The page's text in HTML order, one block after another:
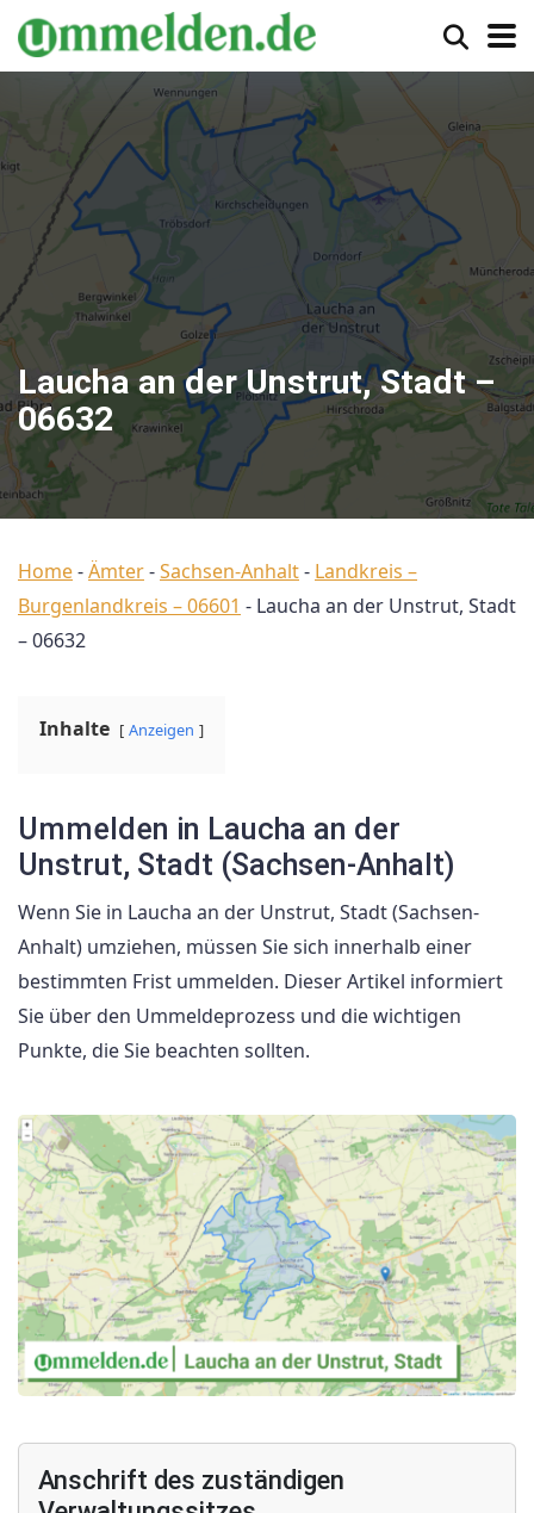
Laucha an der Unstrut, Stadt –
06632
Home-Ämter-Sachsen-Anhalt- Landkreis –
Burgenlandkreis – 06601 - Laucha an der Unstrut, Stadt
– 06632
Inhalte Anzeigen
Ummelden in Laucha an der
Unstrut, Stadt (Sachsen-Anhalt)
Wenn Sie in Laucha an der Unstrut, Stadt (Sachsen-
Anhalt) umziehen, müssen Sie sich innerhalb einer
bestimmten Frist ummelden. Dieser Artikel informiert
Sie über den Ummeldeprozess und die wichtigen
Punkte, die Sie beachten sollten.
Anschrift des zuständigen